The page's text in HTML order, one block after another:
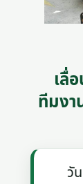
เลื่
ทีมงา
วัน